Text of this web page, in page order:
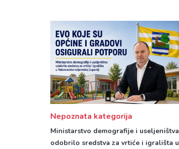
Nepoznata kategorija
Ministarstvo demografije i useljeništva
odobrilo sredstva za vrtiće i igrališta u